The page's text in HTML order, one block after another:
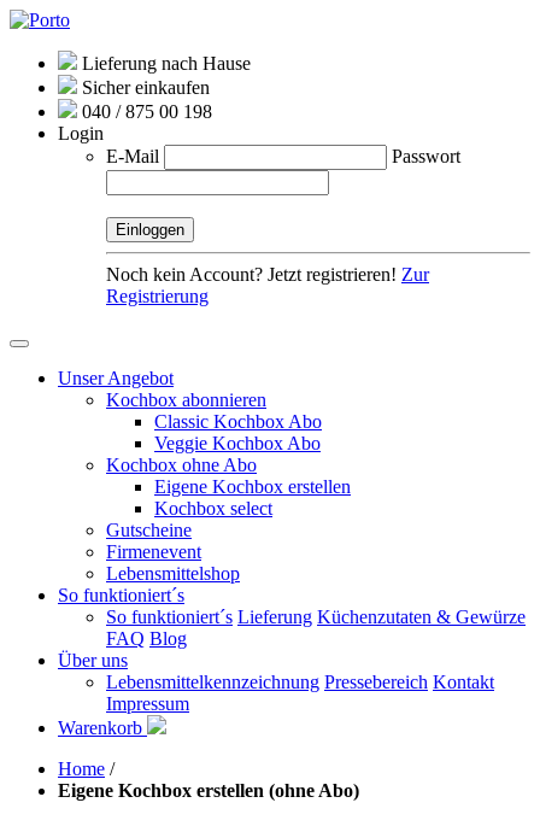
Lieferung nach Hause
Sicher einkaufen
040 / 875 00 198
Login
E-Mail
Passwort
Noch kein Account? Jetzt registrieren! Zur
Registrierung
Unser Angebot
Kochbox abonnieren
Classic Kochbox Abo
Veggie Kochbox Abo
Kochbox ohne Abo
Eigene Kochbox erstellen
Kochbox select
Gutscheine
Firmenevent
Lebensmittelshop
So funktioniert´s
So funktioniert´s Lieferung Küchenzutaten & Gewürze
FAQ Blog
Über uns
Lebensmittelkennzeichnung Pressebereich Kontakt
Impressum
Warenkorb
Home /
Eigene Kochbox erstellen (ohne Abo)